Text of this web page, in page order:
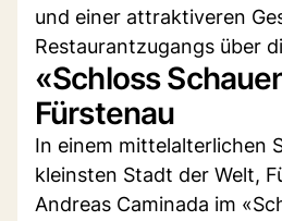
und einer attraktiveren
Restaurantzugangs über
«Schloss
Fürstenau
In einem mittelalterlichen
kleinsten Stadt der Welt,
Andreas Caminada im